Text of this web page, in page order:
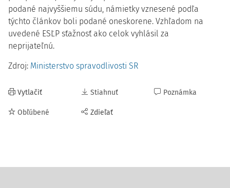
podané najvyššiemu súdu, námietky vznesené podľa
týchto článkov boli podané oneskorene. Vzhľadom na
uvedené ESĽP sťažnosť ako celok vyhlásil za
neprijateľnú.
Zdroj: Ministerstvo spravodlivosti SR
Vytlačiť
Obľúbené
Stiahnuť
Zdieľať
Poznámka